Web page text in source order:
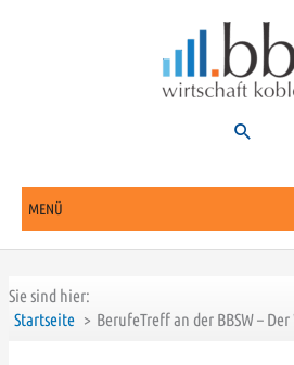
MENÜ
Suchen
Sie sind hier:
Startseite
BerufeTreff an der BBSW –